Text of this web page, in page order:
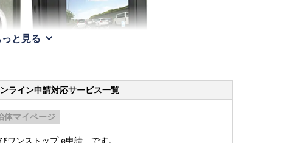
っと見る
ライン申請対応サービス一覧
体マイページ
ワンストップ e申請」です。